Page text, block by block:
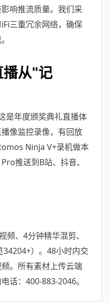
响推流质量。我们采
三重冗余网络，确保
播从"记
是年度颁奖典礼直播体
像监控录像，有回放
Ninja V+录机做本
推送到B站、抖音、
频、4分钟精华混剪、
）。48小时内交
。所有素材上传云端
话：400-883-2046。